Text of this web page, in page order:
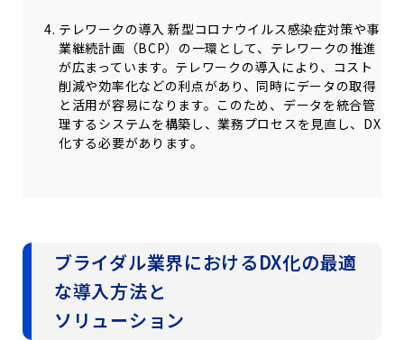
テレワークの導入 新型コロナウイルス感染症対策や事
業継続計画（BCP）の一環として、テレワークの推進
が広まっています。テレワークの導入により、コスト
削減や効率化などの利点があり、同時にデータの取得
と活用が容易になります。このため、データを統合管
理するシステムを構築し、業務プロセスを見直し、DX
化する必要があります。
ブライダル業界におけるDX化の最適
な導入方法と
ソリューション